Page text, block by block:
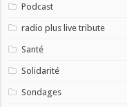
Podcast
radio plus live tribute
Santé
Solidarité
Sondages